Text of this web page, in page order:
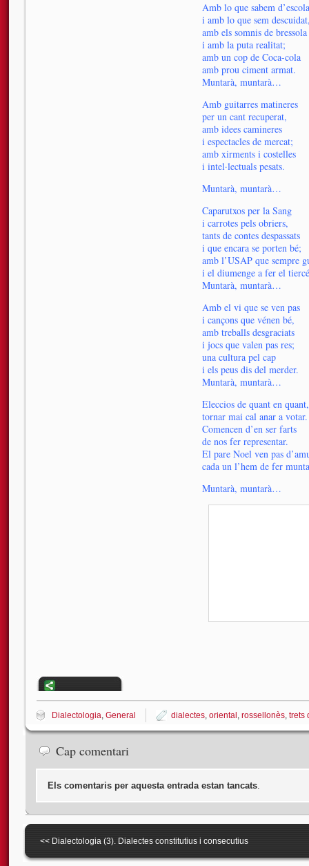
Amb lo que sabem d’escola
i amb lo que sem
amb els somnis de bressola
i amb la puta realitat;
amb un cop de Coca-cola
amb prou ciment armat.
Muntarà, muntarà…
Amb guitarres matineres
per un cant recuperat,
amb idees camineres
i espectacles de mercat;
amb xirments i costelles
i intel·lectuals pesats.
Muntarà, muntarà…
Caparutxos per la Sang
i carrotes pels obriers,
tants de contes despassats
i que encara se porten bé;
amb l’USAP que sempre
i el diumenge a fer el
Muntarà, muntarà…
Amb el vi que se ven pas
i cançons que vénen bé,
amb treballs desgraciats
i jocs que valen pas res;
una cultura pel cap
i els peus dis del merder.
Muntarà, muntarà…
Eleccios de quant en quant,
tornar mai cal anar a votar.
Comencen d’en ser farts
de nos fer representar.
El pare Noel ven pas
cada un l’hem de fer
Muntarà, muntarà…
Dialectologia, General dialectes, oriental , rossellonès, trets
Cap comentari
Els comentaris per aquesta entrada estan tancats.
<< Dialectologia (3). Dialectes constitutius i consecutius